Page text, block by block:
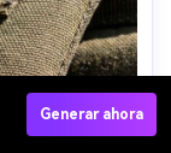
Generar ahora